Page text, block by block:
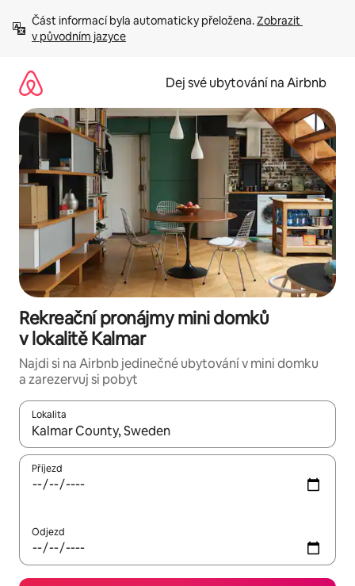
obsah
Část informací byla automaticky přeložena. Zobrazit
v původním jazyce
Dej své ubytování na Airbnb
Rekreační pronájmy mini domků
v lokalitě Kalmar
Najdi si na Airbnb jedinečné ubytování v mini domku
a zarezervuj si pobyt
Lokalita
Až budou výsledky k dispozici, můžeš si je procházet pomocí
Příjezd
Odjezd